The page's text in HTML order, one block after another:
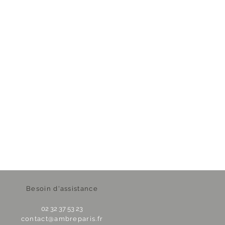
Besoin d'assistance
02 32 37 53 23
contact@ambreparis.fr